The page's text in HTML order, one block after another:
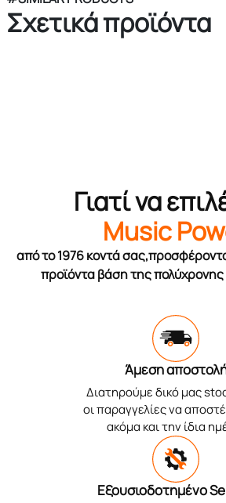
Σχετικά προϊόντα
Γιατί να
Music
από το 1976 κοντά
προϊόντα βάση της
Άμεση
Διατηρούμε δικό μας
οι παραγγελίες να
ακόμα και την ίδια
Εξουσιοδοτημένο